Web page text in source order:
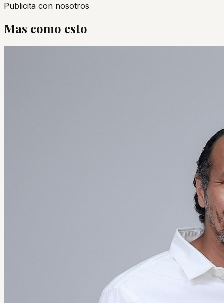
Publicita con nosotros
Mas como esto